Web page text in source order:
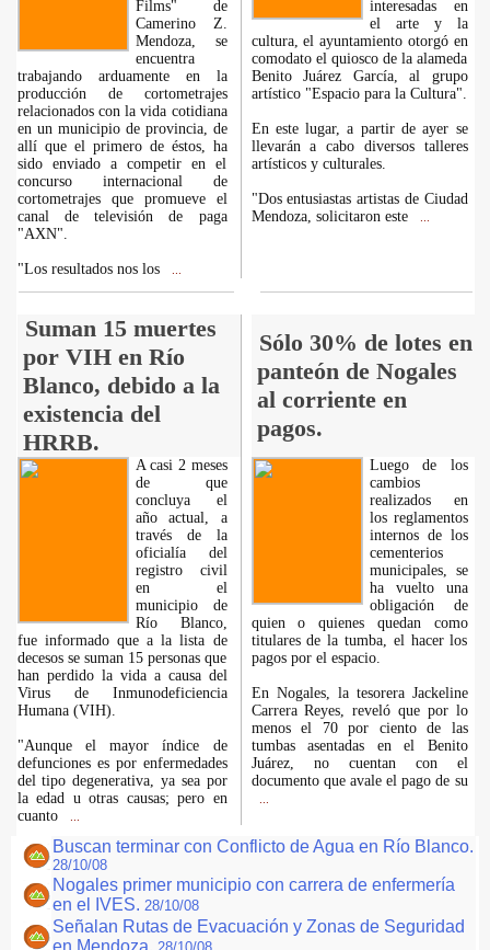
Films" de
Camerino Z.
Mendoza, se
encuentra
trabajando arduamente en la
producción de cortometrajes
relacionados con la vida cotidiana
en un municipio de provincia, de
allí que el primero de éstos, ha
sido enviado a competir en el
concurso internacional de
cortometrajes que promueve el
canal de televisión de paga
"AXN".
"Los resultados nos los
interesadas en
el arte y la
cultura, el ayuntamiento otorgó en
comodato el quiosco de la alameda
Benito Juárez García, al grupo
artístico "Espacio para la Cultura".
En este lugar, a partir de ayer se
llevarán a cabo diversos talleres
artísticos y culturales.
"Dos entusiastas artistas de Ciudad
Mendoza, solicitaron este
Suman 15 muertes
por VIH en Río
Blanco, debido a la
existencia del
HRRB.
Sólo 30% de lotes en
panteón de Nogales
al corriente en
pagos.
A casi 2 meses
de que
concluya el
año actual, a
través de la
oficialía del
registro civil
en el
municipio de
Río Blanco,
fue informado que a la lista de
decesos se suman 15 personas que
han perdido la vida a causa del
Virus de Inmunodeficiencia
Humana (VIH).
"Aunque el mayor índice de
defunciones es por enfermedades
del tipo degenerativa, ya sea por
la edad u otras causas; pero en
cuanto
Luego de los
cambios
realizados en
los reglamentos
internos de los
cementerios
municipales, se
ha vuelto una
obligación de
quien o quienes quedan como
titulares de la tumba, el hacer los
pagos por el espacio.
En Nogales, la tesorera Jackeline
Carrera Reyes, reveló que por lo
menos el 70 por ciento de las
tumbas asentadas en el Benito
Juárez, no cuentan con el
documento que avale el pago de su
Buscan terminar con Conflicto de Agua en Río Blanco.
28/10/08
Nogales primer municipio con carrera de enfermería
en el IVES. 28/10/08
Señalan Rutas de Evacuación y Zonas de Seguridad
en Mendoza.